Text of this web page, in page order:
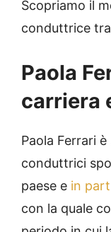
Scopriamo il
conduttrice
Paola
carriera
Paola Ferrari
conduttrici
paese e in
con la quale